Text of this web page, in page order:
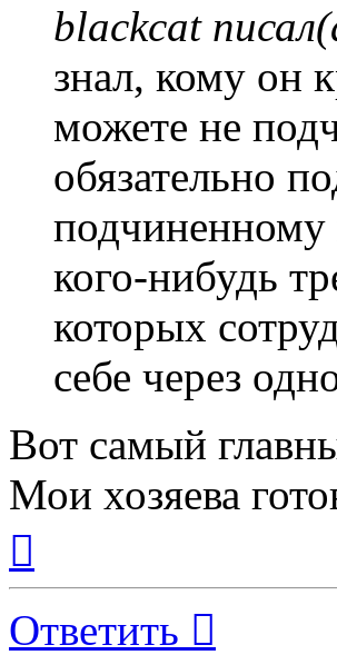
blackcat
знал, кому он
можете не
обязательно
подчиненному
кого-нибудь
которых
себе через
Вот самый
Мои хозяева
началу
Ответить